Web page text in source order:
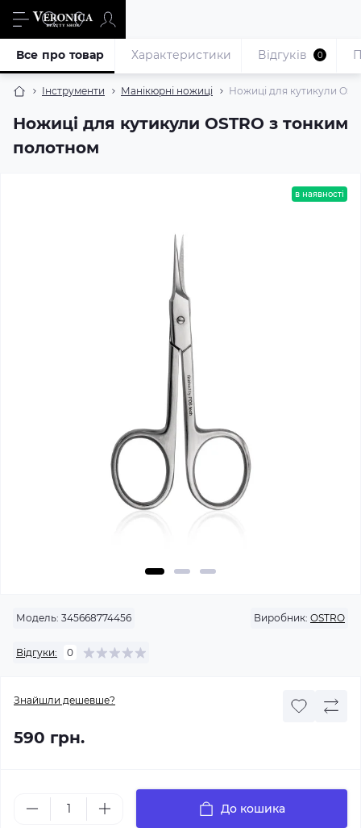
Інструменти Манікюрні ножиці Ножиці для кутикули
Ножиці для кутикули OSTRO з тонким
полотном
Все про товар Характеристики Відгуків 0
в наявності
Модель: 345668774456 Виробник: OSTRO
Відгуки: 0
Знайшли дешевше?
590 грн.
До кошика